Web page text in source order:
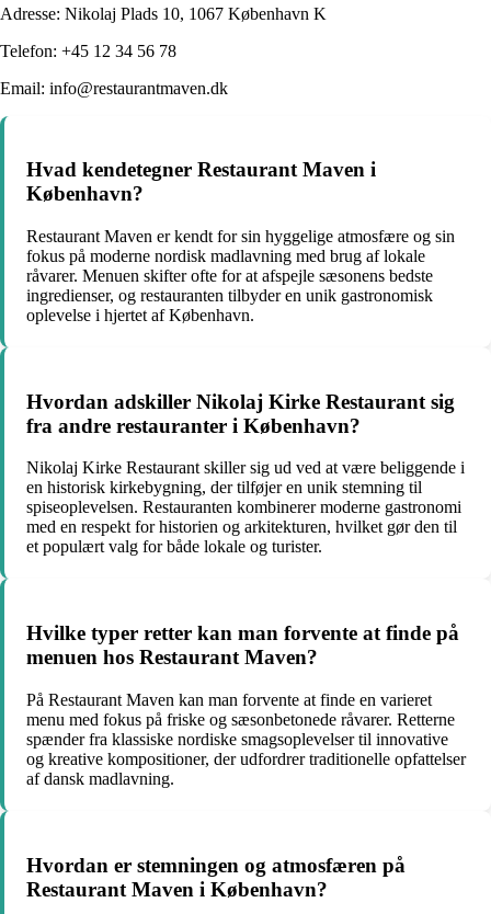
Adresse: Nikolaj Plads 10, 1067 København K
Telefon: +45 12 34 56 78
Email: info@restaurantmaven.dk
Hvad kendetegner Restaurant Maven i
København?
Restaurant Maven er kendt for sin hyggelige atmosfære og sin
fokus på moderne nordisk madlavning med brug af lokale
råvarer. Menuen skifter ofte for at afspejle sæsonens bedste
ingredienser, og restauranten tilbyder en unik gastronomisk
oplevelse i hjertet af København.
Hvordan adskiller Nikolaj Kirke Restaurant sig
fra andre restauranter i København?
Nikolaj Kirke Restaurant skiller sig ud ved at være beliggende i
en historisk kirkebygning, der tilføjer en unik stemning til
spiseoplevelsen. Restauranten kombinerer moderne gastronomi
med en respekt for historien og arkitekturen, hvilket gør den til
et populært valg for både lokale og turister.
Hvilke typer retter kan man forvente at finde på
menuen hos Restaurant Maven?
På Restaurant Maven kan man forvente at finde en varieret
menu med fokus på friske og sæsonbetonede råvarer. Retterne
spænder fra klassiske nordiske smagsoplevelser til innovative
og kreative kompositioner, der udfordrer traditionelle opfattelser
af dansk madlavning.
Hvordan er stemningen og atmosfæren på
Restaurant Maven i København?